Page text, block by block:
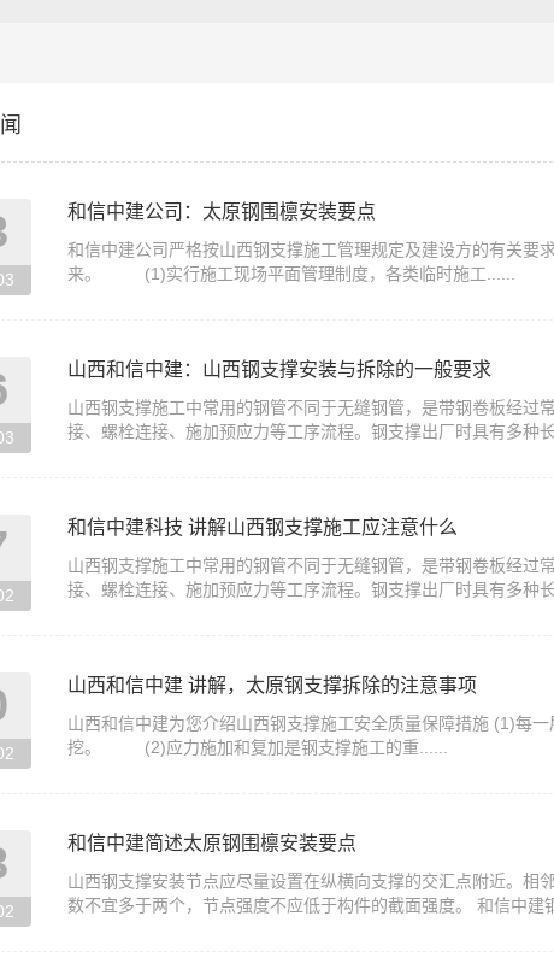
和信中建公司：太原钢围檩安装要点
和信中建公司严格按山西钢支撑施工管理规定及建设方的有关要
来。 (1)实行施工现场平面管理制度，各类临时施工......
山西和信中建：山西钢支撑安装与拆除的一般要求
山西钢支撑施工中常用的钢管不同于无缝钢管，是带钢卷板经
接、螺栓连接、施加预应力等工序流程。钢支撑出厂时具有多种
和信中建科技 讲解山西钢支撑施工应注意什么
山西钢支撑施工中常用的钢管不同于无缝钢管，是带钢卷板经
接、螺栓连接、施加预应力等工序流程。钢支撑出厂时具有多种
山西和信中建 讲解，太原钢支撑拆除的注意事项
山西和信中建为您介绍山西钢支撑施工安全质量保障措施 (1)每
挖。 (2)应力施加和复加是钢支撑施工的重......
和信中建简述太原钢围檩安装要点
山西钢支撑安装节点应尽量设置在纵横向支撑的交汇点附近。相
数不宜多于两个，节点强度不应低于构件的截面强度。 和信中建